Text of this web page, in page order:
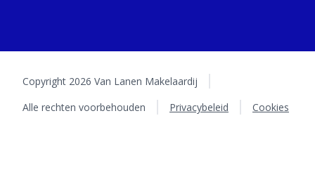
Copyright 2026 Van Lanen Makelaardij
Alle rechten voorbehouden
Privacybeleid Cookies